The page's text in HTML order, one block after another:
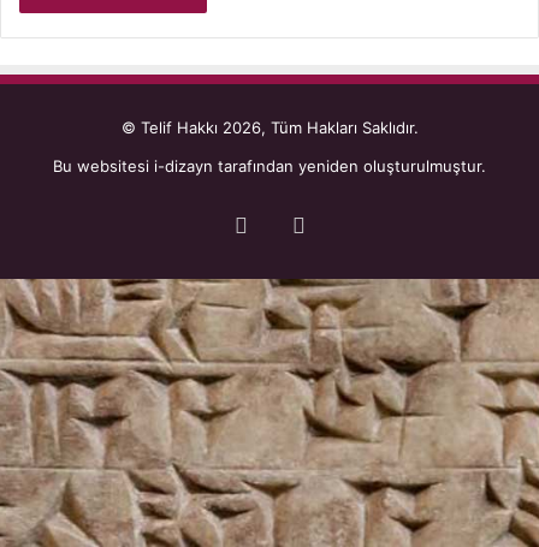
© Telif Hakkı 2026, Tüm Hakları Saklıdır.
Bu websitesi i-dizayn tarafından yeniden oluşturulmuştur.
Facebook